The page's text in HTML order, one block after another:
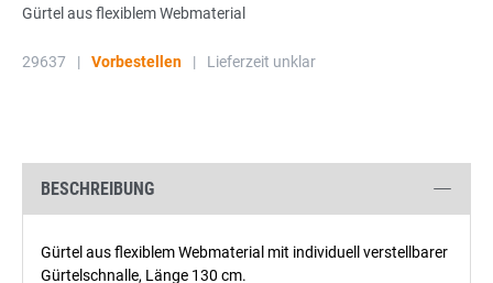
Gürtel aus flexiblem Webmaterial
29637 | Vorbestellen | Lieferzeit unklar
BESCHREIBUNG
Gürtel aus flexiblem Webmaterial mit individuell verstellbarer
Gürtelschnalle, Länge 130 cm.